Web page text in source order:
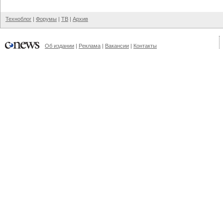
Техноблог | Форумы | ТВ | Архив
Об издании | Реклама | Вакансии | Контакты